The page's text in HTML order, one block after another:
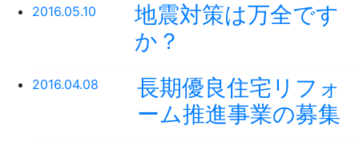
2016.05.10
地震対策は万全です
か？
2016.04.08
長期優良住宅リフォ
ーム推進事業の募集